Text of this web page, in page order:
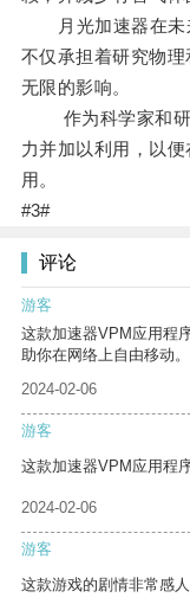
月光加速器在未
不仅承担着研究物
无限的影响。
作为科学家和研
力并加以利用，以
用。
#3#
评论
游客
这款加速器VPM应用程
助你在网络上自由移动。
2024-02-06
游客
这款加速器VPM应用程
2024-02-06
游客
这款游戏的剧情非常感